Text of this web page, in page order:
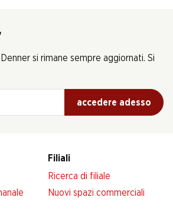
si rimane sempre aggiornati. Si
accedere adesso
Filiali
Ricerca di filiale
Nuovi spazi commerciali